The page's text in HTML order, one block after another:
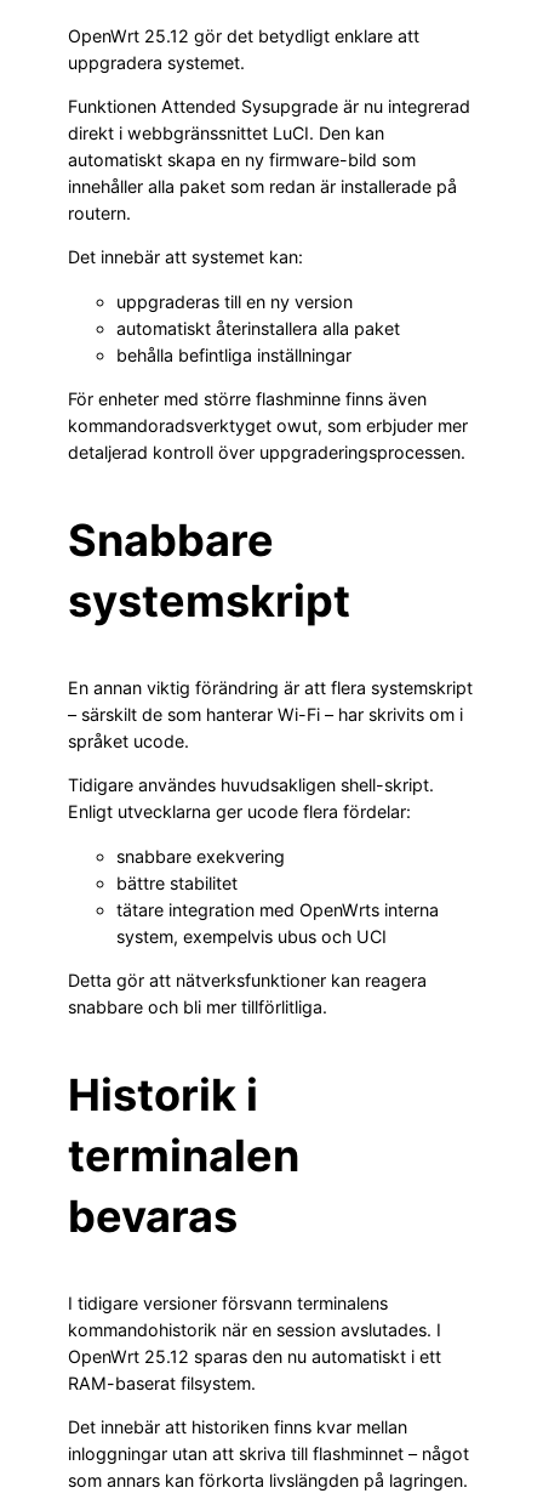
OpenWrt 25.12 gör det betydligt enklare att
uppgradera systemet.
Funktionen Attended Sysupgrade är nu integrerad
direkt i webbgränssnittet LuCI. Den kan
automatiskt skapa en ny firmware-bild som
innehåller alla paket som redan är installerade på
routern.
Det innebär att systemet kan:
uppgraderas till en ny version
automatiskt återinstallera alla paket
behålla befintliga inställningar
För enheter med större flashminne finns även
kommandoradsverktyget owut, som erbjuder mer
detaljerad kontroll över uppgraderingsprocessen.
Snabbare
systemskript
En annan viktig förändring är att flera systemskript
– särskilt de som hanterar Wi-Fi – har skrivits om i
språket ucode.
Tidigare användes huvudsakligen shell-skript.
Enligt utvecklarna ger ucode flera fördelar:
snabbare exekvering
bättre stabilitet
tätare integration med OpenWrts interna
system, exempelvis ubus och UCI
Detta gör att nätverksfunktioner kan reagera
snabbare och bli mer tillförlitliga.
Historik i
terminalen
bevaras
I tidigare versioner försvann terminalens
kommandohistorik när en session avslutades. I
OpenWrt 25.12 sparas den nu automatiskt i ett
RAM-baserat filsystem.
Det innebär att historiken finns kvar mellan
inloggningar utan att skriva till flashminnet – något
som annars kan förkorta livslängden på lagringen.